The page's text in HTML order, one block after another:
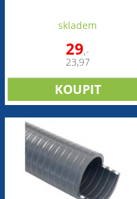
skladem
29,-
23,97